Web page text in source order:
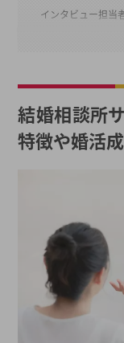
インタビュー担当
入会時の無料カウ
コロナ禍でも婚活
サンマリエは他の結
プロ仲人からの
プロ仲人の担当会
「婚活カレッジ（
スタッフの教育を
サンマリエはどんな
仕事が忙しい人・
ほかの婚活方法で
結婚相談所
特徴や婚活